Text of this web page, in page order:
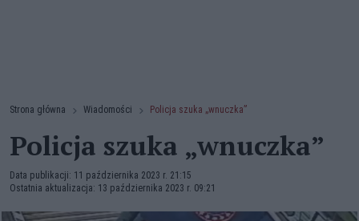
Strona główna Wiadomości Policja szuka „wnuczka”
Policja szuka „wnuczka”
Data publikacji: 11 października 2023 r. 21:15
Ostatnia aktualizacja: 13 października 2023 r. 09:21